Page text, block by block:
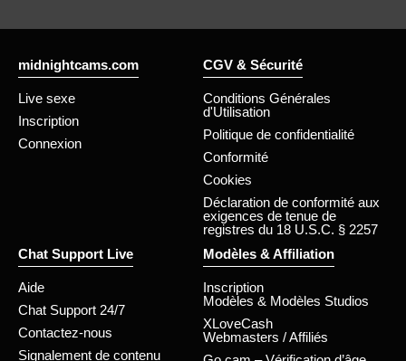
midnightcams.com
Live sexe
Inscription
Connexion
CGV & Sécurité
Conditions Générales
d'Utilisation
Politique de confidentialité
Conformité
Cookies
Déclaration de conformité aux
exigences de tenue de
registres du 18 U.S.C. § 2257
Chat Support Live
Aide
Chat Support 24/7
Contactez-nous
Signalement de contenu
Modèles & Affiliation
Inscription
Modèles & Modèles Studios
XLoveCash
Webmasters / Affiliés